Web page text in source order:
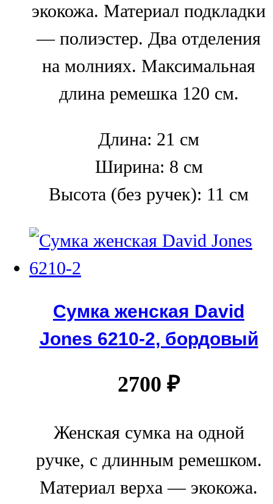
экокожа. Материал подкладки
— полиэстер. Два отделения
на молниях. Максимальная
длина ремешка 120 см.
Длина: 21 см
Ширина: 8 см
Высота (без ручек): 11 см
Сумка женская David
Jones 6210-2, бордовый
2700 ₽
Женская сумка на одной
ручке, с длинным ремешком.
Материал верха — экокожа.